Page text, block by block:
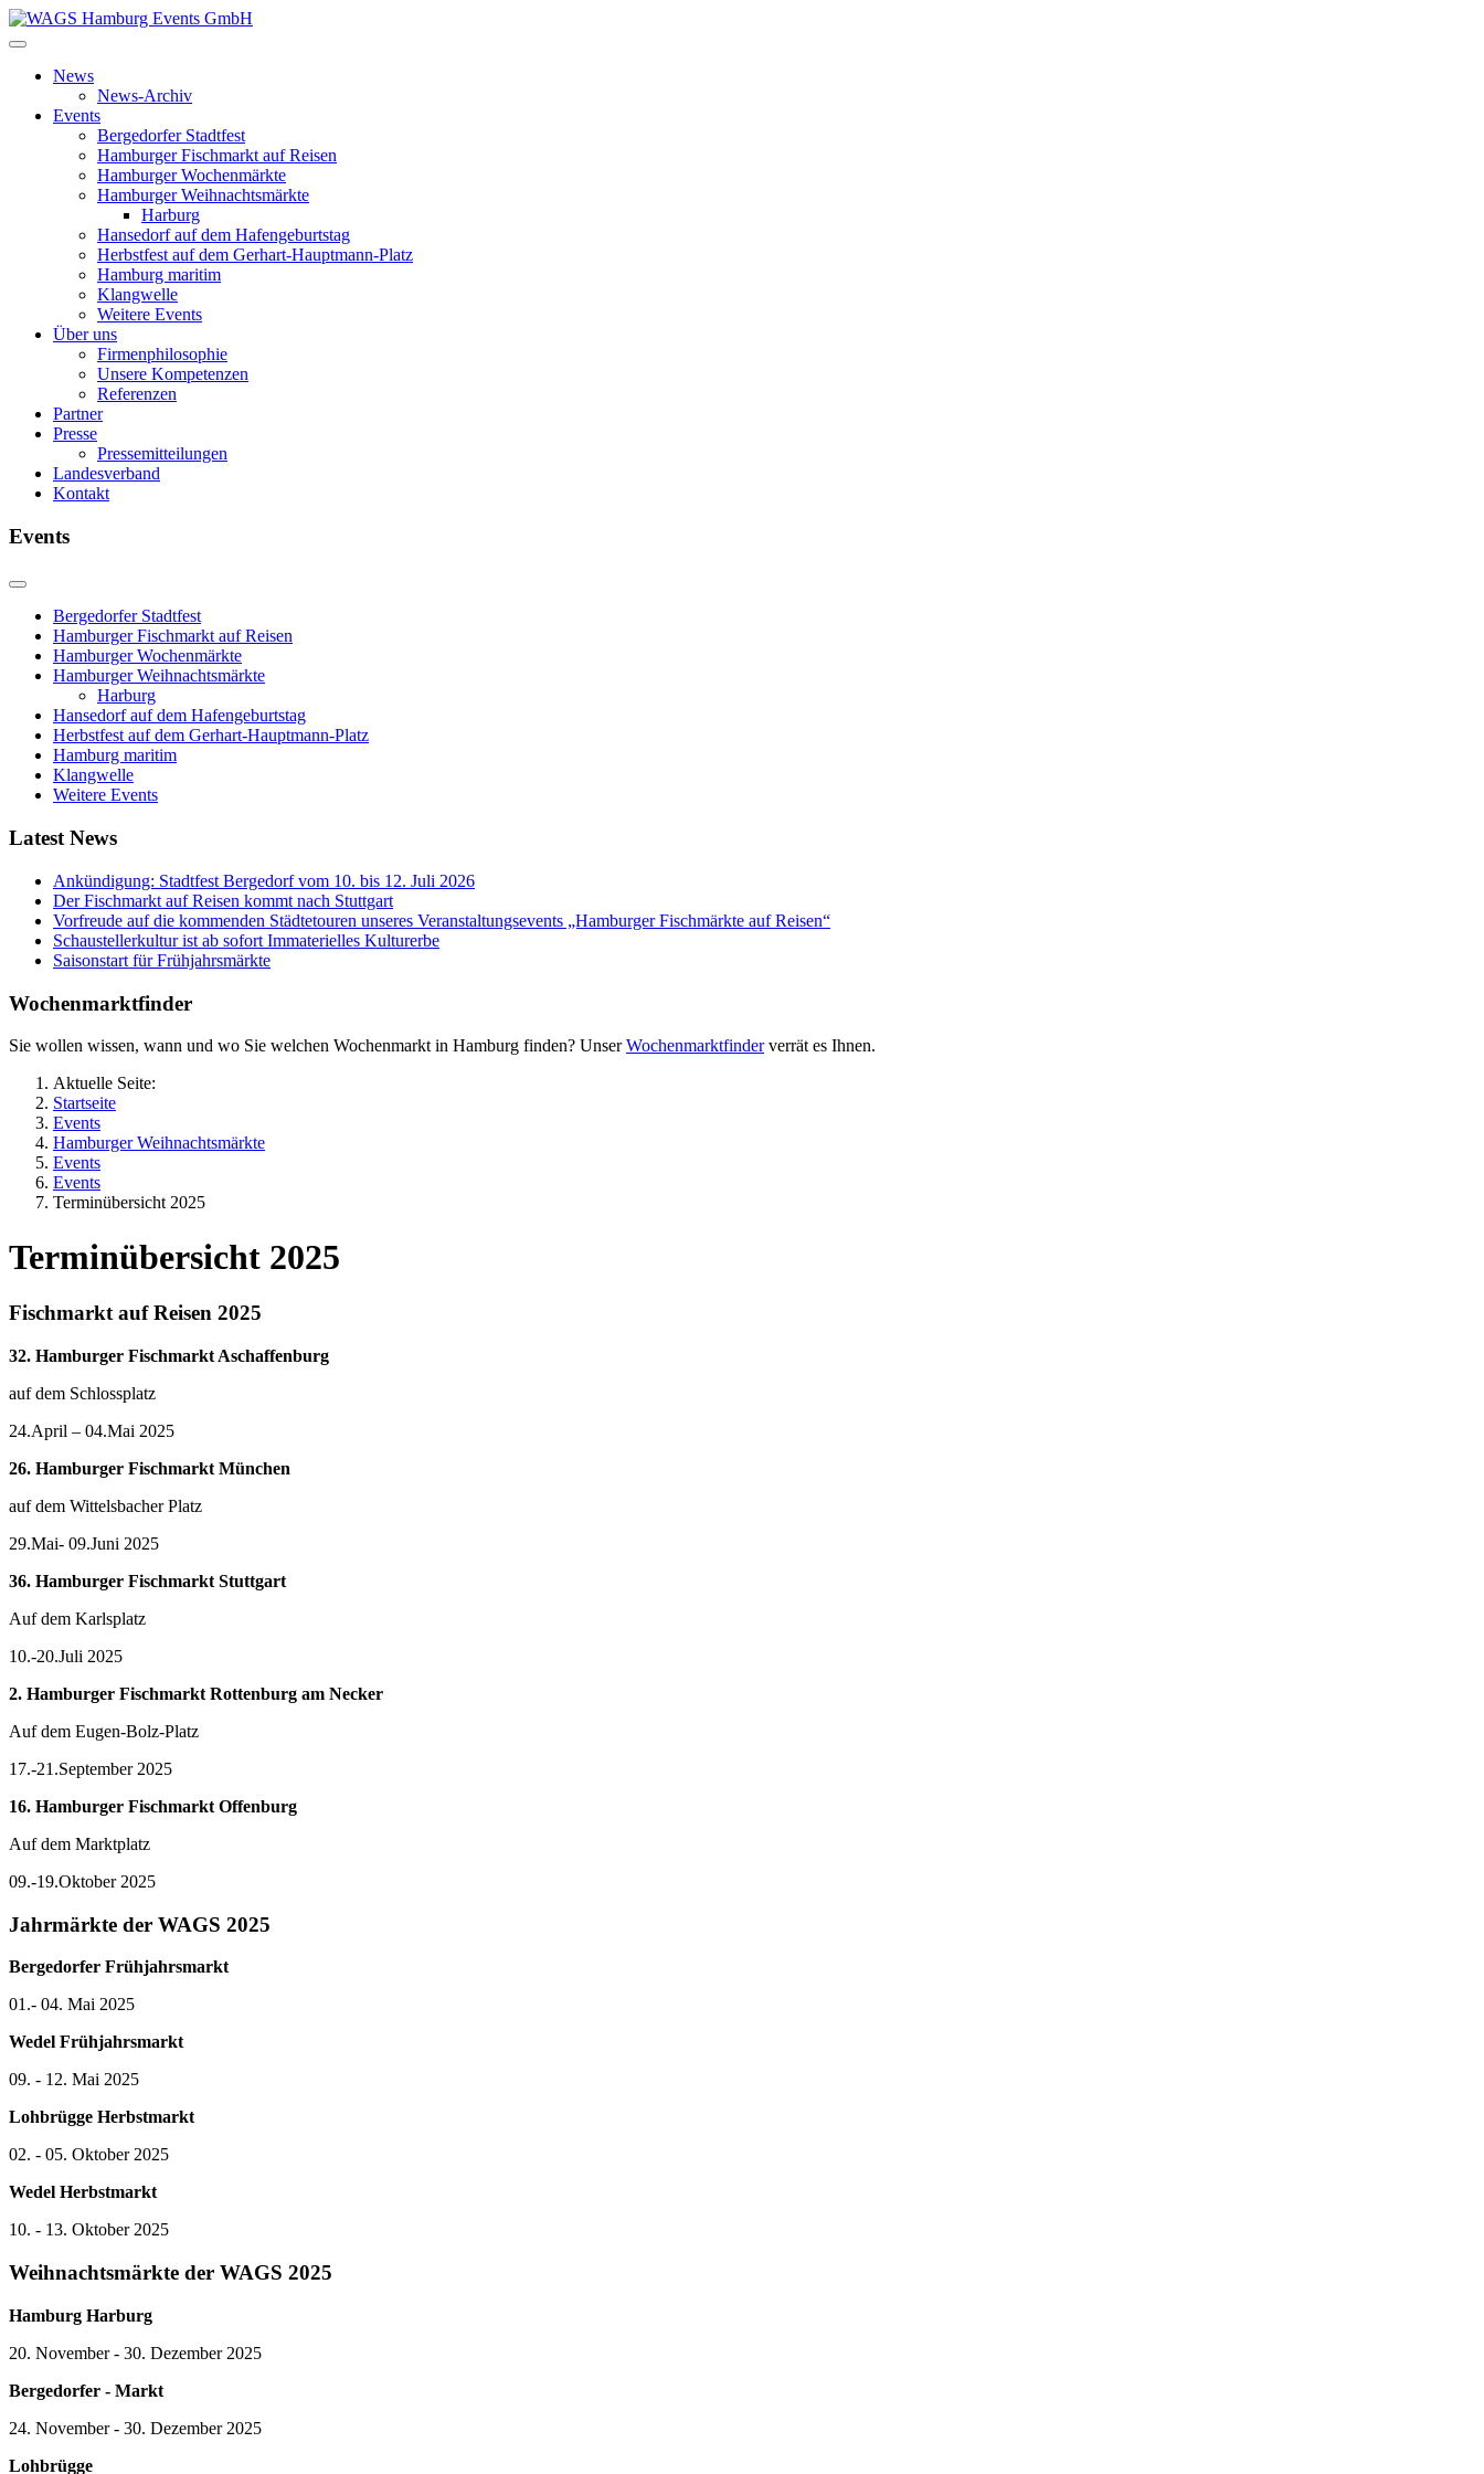
News
News-Archiv
Events
Bergedorfer Stadtfest
Hamburger Fischmarkt auf Reisen
Hamburger Wochenmärkte
Hamburger Weihnachtsmärkte
Harburg
Hansedorf auf dem Hafengeburtstag
Herbstfest auf dem Gerhart-Hauptmann-Platz
Hamburg maritim
Klangwelle
Weitere Events
Über uns
Firmenphilosophie
Unsere Kompetenzen
Referenzen
Partner
Presse
Pressemitteilungen
Landesverband
Kontakt
Events
Bergedorfer Stadtfest
Hamburger Fischmarkt auf Reisen
Hamburger Wochenmärkte
Hamburger Weihnachtsmärkte
Harburg
Hansedorf auf dem Hafengeburtstag
Herbstfest auf dem Gerhart-Hauptmann-Platz
Hamburg maritim
Klangwelle
Weitere Events
Latest News
Ankündigung: Stadtfest Bergedorf vom 10. bis 12. Juli 2026
Der Fischmarkt auf Reisen kommt nach Stuttgart
Vorfreude auf die kommenden Städtetouren unseres Veranstaltungsevents „Hamburger Fischmärkte auf Reisen“
Schaustellerkultur ist ab sofort Immaterielles Kulturerbe
Saisonstart für Frühjahrsmärkte
Wochenmarktfinder
Sie wollen wissen, wann und wo Sie welchen Wochenmarkt in Hamburg finden? UnserWochenmarktfinderverrät es Ihnen.
Aktuelle Seite:
Startseite
Events
Hamburger Weihnachtsmärkte
Events
Events
Terminübersicht 2025
Terminübersicht 2025
Fischmarkt auf Reisen 2025
32. Hamburger Fischmarkt Aschaffenburg
auf dem Schlossplatz
24.April – 04.Mai 2025
26. Hamburger Fischmarkt München
auf dem Wittelsbacher Platz
29.Mai- 09.Juni 2025
36. Hamburger Fischmarkt Stuttgart
Auf dem Karlsplatz
10.-20.Juli 2025
2. Hamburger Fischmarkt Rottenburg am Necker
Auf dem Eugen-Bolz-Platz
17.-21.September 2025
16. Hamburger Fischmarkt Offenburg
Auf dem Marktplatz
09.-19.Oktober 2025
Jahrmärkte der WAGS 2025
Bergedorfer Frühjahrsmarkt
01.- 04. Mai 2025
Wedel Frühjahrsmarkt
09. - 12. Mai 2025
Lohbrügge Herbstmarkt
02. - 05. Oktober 2025
Wedel Herbstmarkt
10. - 13. Oktober 2025
Weihnachtsmärkte der WAGS 2025
Hamburg Harburg
20. November - 30. Dezember 2025
Bergedorfer - Markt
24. November - 30. Dezember 2025
Lohbrügge